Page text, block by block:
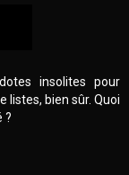
insolites pour
listes, bien sûr. Quoi
?